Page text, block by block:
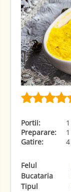
Portii: 1
Preparare: 1
Gatire: 4
Felul
Bucataria
Tipul